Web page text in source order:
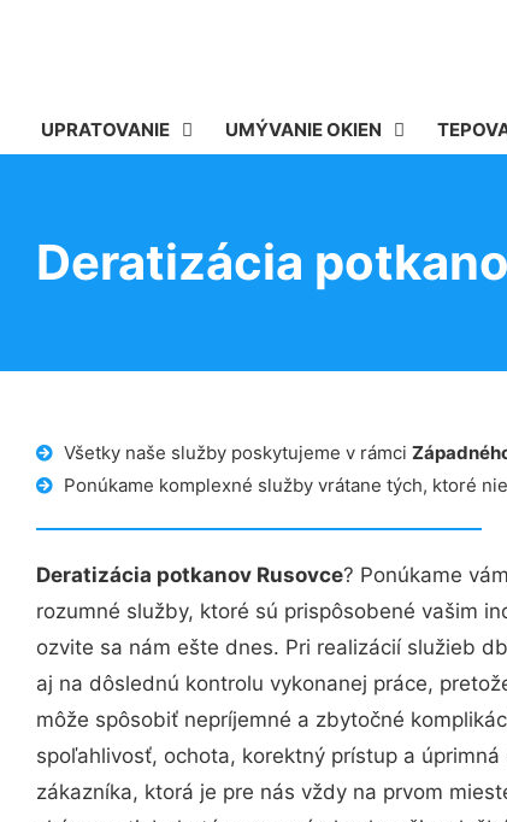
UPRATOVANIE UMÝVANIE OKIEN
Deratizácia
Všetky naše služby poskytujeme v rámci
Ponúkame komplexné služby vrátane tých, ktoré
Deratizácia potkanov Rusovce? Ponúkame
rozumné služby, ktoré sú prispôsobené vašim
ozvite sa nám ešte dnes. Pri realizácií služieb
aj na dôslednú kontrolu vykonanej práce,
môže spôsobiť nepríjemné a zbytočné
spoľahlivosť, ochota, korektný prístup a
zákazníka, ktorá je pre nás vždy na prvom